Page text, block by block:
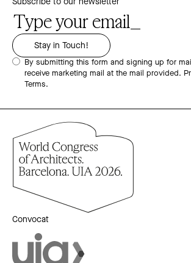
Subscribe to our newsletter
By submitting this form and signing up for
receive marketing mail at the mail provided.
Terms.
Convocat